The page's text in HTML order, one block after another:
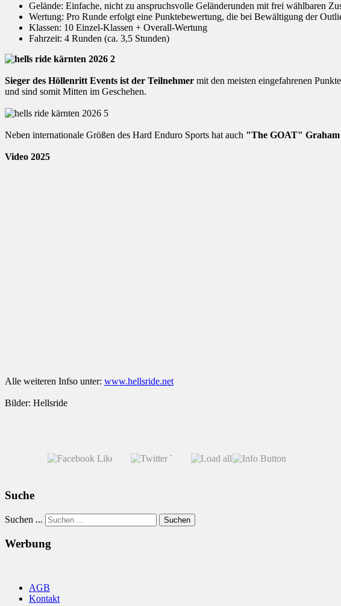
Gelände: Einfache, nicht zu anspruchsvolle Geländerunden mit frei wählbaren
Wertung: Pro Runde erfolgt eine Punktebewertung, die bei Bewältigung der
Klassen: 10 Einzel-Klassen + Overall-Wertung
Fahrzeit: 4 Runden (ca. 3,5 Stunden)
Sieger des Höllenritt Events ist der Teilnehmer mit den meisten eingefahrenen
und sind somit Mitten im Geschehen.
Neben internationale Größen des Hard Enduro Sports hat auch "The GOAT" Graham
Video 2025
Alle weiteren Infso unter: www.hellsride.net
Bilder: Hellsride
Suche
Suchen ... Suchen
Werbung
AGB
Kontakt